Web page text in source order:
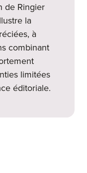
de Ringier
la
à
combinant
limitées
éditoriale.